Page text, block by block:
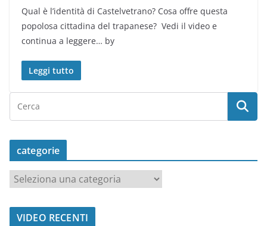
Qual è l’identità di Castelvetrano? Cosa offre questa
popolosa cittadina del trapanese? Vedi il video e
continua a leggere… by
Leggi tutto
categorie
t
VIDEO RECENTI